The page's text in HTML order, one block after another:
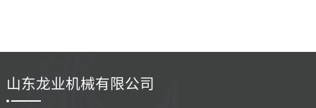
山东龙业机械有限公司